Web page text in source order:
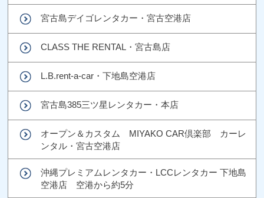
宮古島デイゴレンタカー・宮古空港店
CLASS THE RENTAL・宮古島店
L.B.rent-a-car・下地島空港店
宮古島385三ツ星レンタカー・本店
オープン＆カスタム MIYAKO CAR倶楽部 カーレ
ンタル・宮古空港店
沖縄プレミアムレンタカー・LCCレンタカー 下地島
空港店 空港から約5分